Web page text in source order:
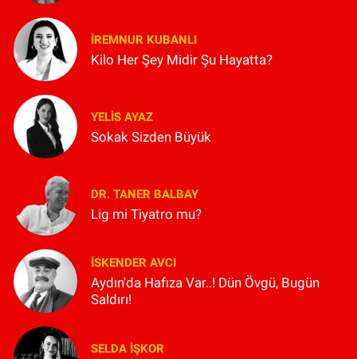
İREMNUR KUBANLI
Kilo Her Şey Midir Şu Hayatta?
YELIS AYAZ
Sokak Sizden Büyük
DR. TANER BALBAY
Lig mi Tiyatro mu?
İSKENDER AVCI
Aydın'da Hafıza Var..! Dün Övgü, Bugün
Saldırı!
SELDA İŞKOR